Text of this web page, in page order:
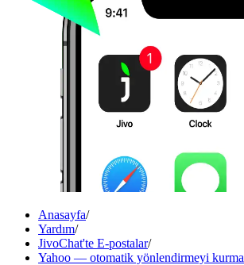
Anasayfa/
Yardım/
JivoChat'te E-postalar/
Yahoo — otomatik yönlendirmeyi kurma